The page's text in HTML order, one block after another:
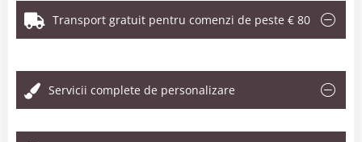
Transport gratuit pentru comenzi de peste € 80
Servicii complete de personalizare